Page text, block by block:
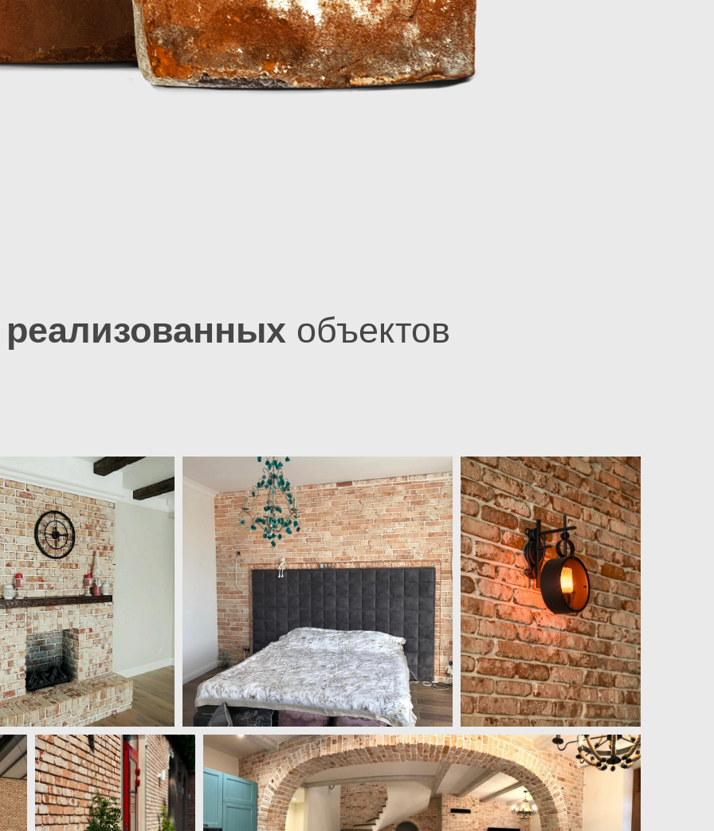
реализованных объектов